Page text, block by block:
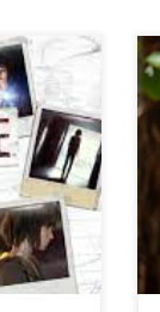
z roku
się
czasie